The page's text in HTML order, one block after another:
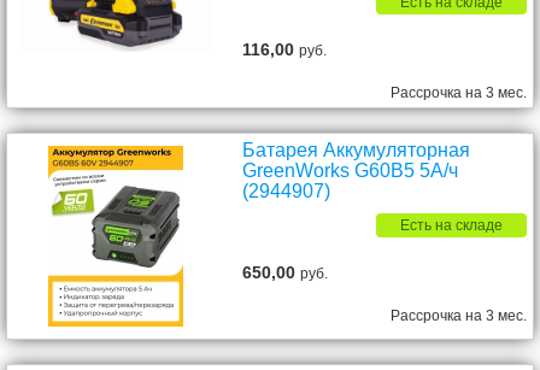
116,00руб.
Рассрочка на 3 мес.
Батарея Аккумуляторная
GreenWorks G60B5 5А/ч
(2944907)
Есть на складе
650,00руб.
Рассрочка на 3 мес.